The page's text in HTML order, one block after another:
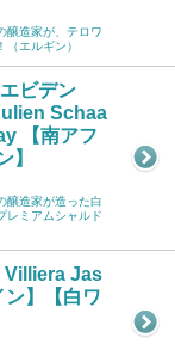
醸造家が、テロワ
エルギン）
ビデン
Schaa
【南アフ
】
醸造家が造った白
レミアムシャルド
Villiera Jas
】【白ワ